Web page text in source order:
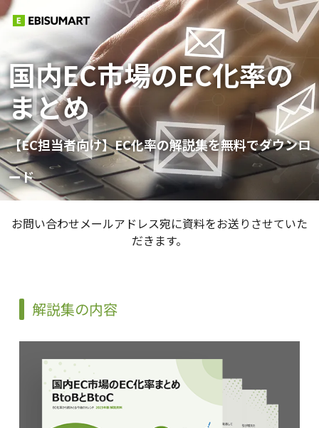
国内EC市場のEC化率の
まとめ
【EC担当者向け】EC化率の解説集を無料でダウンロ
ード
お問い合わせメールアドレス宛に資料をお送りさせていた
だきます。
解説集の内容